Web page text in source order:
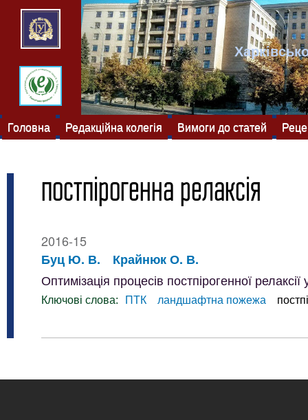
Головна Редакційна колегія Вимоги до статей
постпірогенна релаксія
2016-15
Буц Ю. В.
Крайнюк О. В.
Оптимізація процесів постпірогенної
Ключові слова: ПТК ландшафтна пожежа